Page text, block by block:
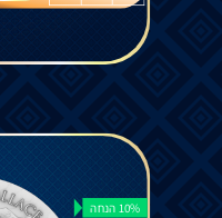
10% הנחה